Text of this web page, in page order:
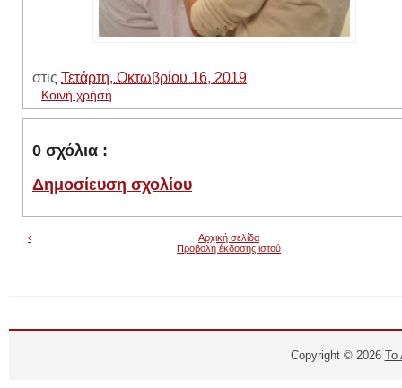
στις Τετάρτη, Οκτωβρίου 16, 2019
Κοινή χρήση
0 σχόλια :
Δημοσίευση σχολίου
‹
Αρχική σελίδα
Προβολή έκδοσης ιστού
Copyright © 2026 Το